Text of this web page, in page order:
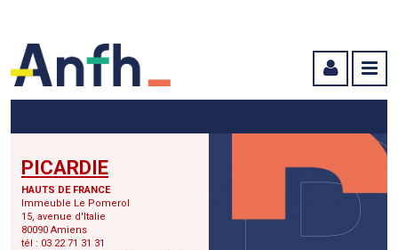
PICARDIE
HAUTS DE FRANCE
Immeuble Le Pomerol
15, avenue d'Italie
80090 Amiens
tél : 03 22 71 31 31